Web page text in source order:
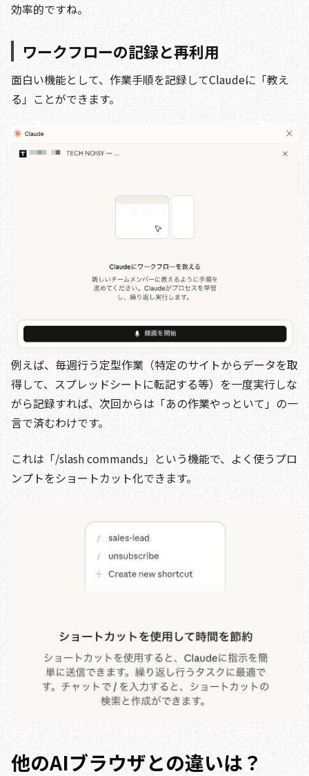
効率的ですね。
ワークフローの記録と再利用
面白い機能として、作業手順を記録してClaudeに「教え
る」ことができます。
例えば、毎週行う定型作業（特定のサイトからデータを取
得して、スプレッドシートに転記する等）を一度実行しな
がら記録すれば、次回からは「あの作業やっといて」の一
言で済むわけです。
これは「/slash commands」という機能で、よく使うプロ
ンプトをショートカット化できます。
他のAIブラウザとの違いは？